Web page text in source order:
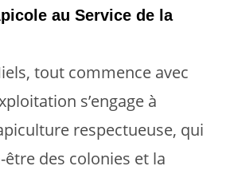
au Service de la
tout commence avec
s’engage à
respectueuse, qui
des colonies et la